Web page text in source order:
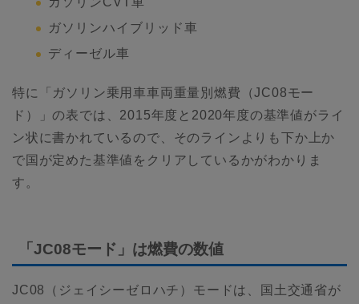
ガソリンハイブリッド車
ディーゼル車
特に「ガソリン乗用車車両重量別燃費（JC08モー
ド）」の表では、2015年度と2020年度の基準値がライ
ン状に書かれているので、そのラインよりも下か上か
で国が定めた基準値をクリアしているかがわかりま
す。
「JC08モード」は燃費の数値
JC08（ジェイシーゼロハチ）モードは、国土交通省が